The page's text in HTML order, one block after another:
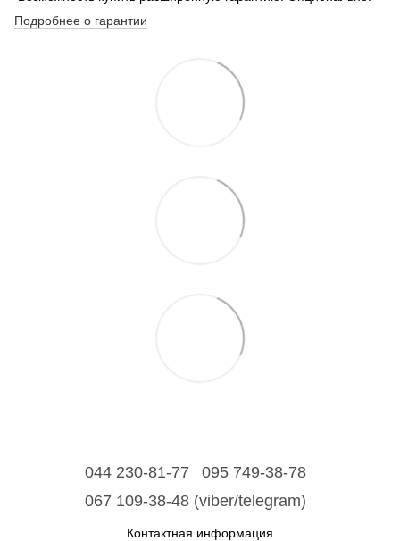
Подробнее о гарантии
044 230-81-77
095 749-38-78
067 109-38-48 (viber/telegram)
Контактная информация